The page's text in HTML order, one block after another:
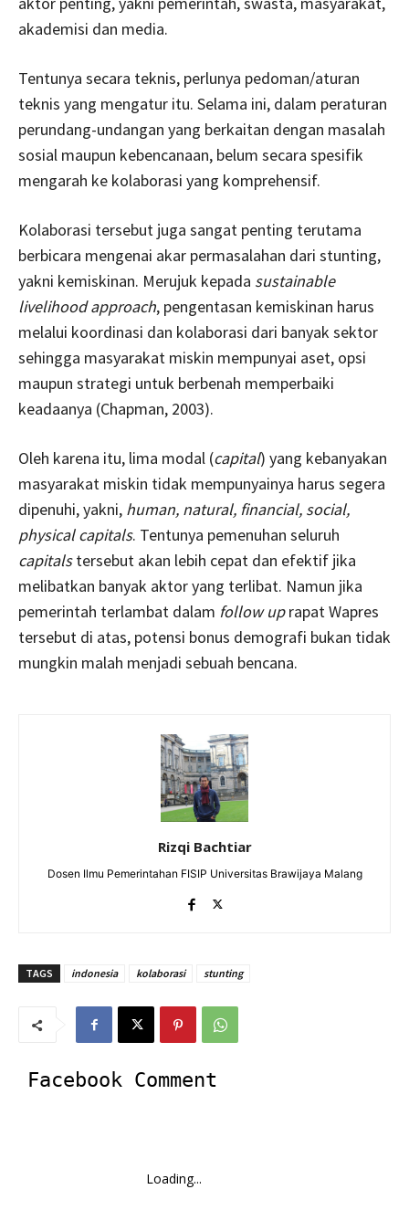
akademisi dan media.
Tentunya secara teknis, perlunya pedoman/aturan
teknis yang mengatur itu. Selama ini, dalam peraturan
perundang-undangan yang berkaitan dengan masalah
sosial maupun kebencanaan, belum secara spesifik
mengarah ke kolaborasi yang komprehensif.
Kolaborasi tersebut juga sangat penting terutama
berbicara mengenai akar permasalahan dari stunting,
yakni kemiskinan. Merujuk kepada sustainable
livelihood approach, pengentasan kemiskinan harus
melalui koordinasi dan kolaborasi dari banyak sektor
sehingga masyarakat miskin mempunyai aset, opsi
maupun strategi untuk berbenah memperbaiki
keadaanya (Chapman, 2003).
Oleh karena itu, lima modal (capital) yang kebanyakan
masyarakat miskin tidak mempunyainya harus segera
dipenuhi, yakni, human, natural, financial, social,
physical capitals. Tentunya pemenuhan seluruh
capitalstersebut akan lebih cepat dan efektif jika
melibatkan banyak aktor yang terlibat. Namun jika
pemerintah terlambat dalam follow uprapat Wapres
tersebut di atas, potensi bonus demografi bukan tidak
mungkin malah menjadi sebuah bencana.
Rizqi Bachtiar
Dosen Ilmu Pemerintahan FISIP Universitas Brawijaya Malang
TAGS indonesia kolaborasi stunting
Facebook Comment
Loading...